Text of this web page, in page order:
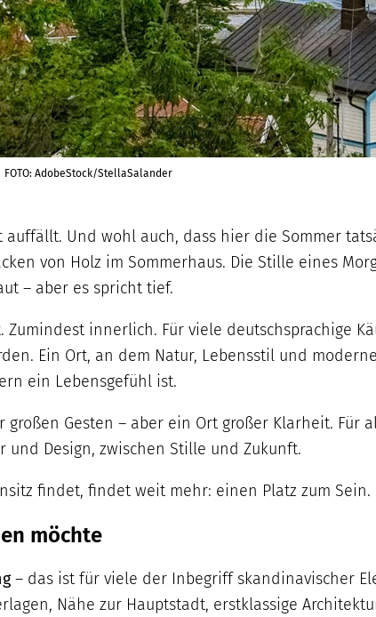
FOTO: AdobeStock/StellaSalander
auffällt. Und wohl auch, dass hier die Sommer
von Holz im Sommerhaus. Die Stille eines
– aber es spricht tief.
innerlich. Für viele deutschsprachige
Ein Ort, an dem Natur, Lebensstil und
ein Lebensgefühl ist.
Gesten – aber ein Ort großer Klarheit. Für
und Design, zwischen Stille und Zukunft.
findet, findet weit mehr: einen Platz zum Sein.
möchte
– das ist für viele der Inbegriff skandinavischer
Nähe zur Hauptstadt, erstklassige